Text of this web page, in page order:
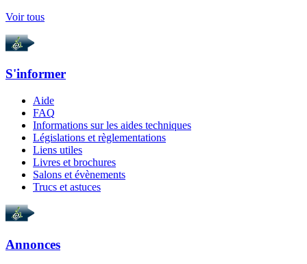
Voir tous
S'informer
Aide
FAQ
Informations sur les aides techniques
Législations et règlementations
Liens utiles
Livres et brochures
Salons et évènements
Trucs et astuces
Annonces